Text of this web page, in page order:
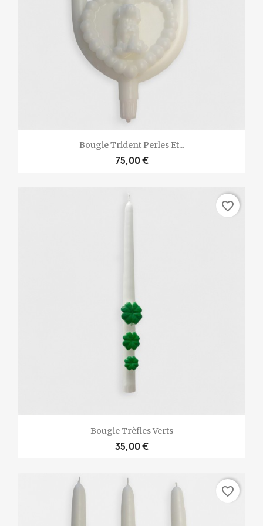
Bougie Trident Perles Et...
75,00 €
Bougie Trèfles Verts
35,00 €
favorite_border
favorite_border